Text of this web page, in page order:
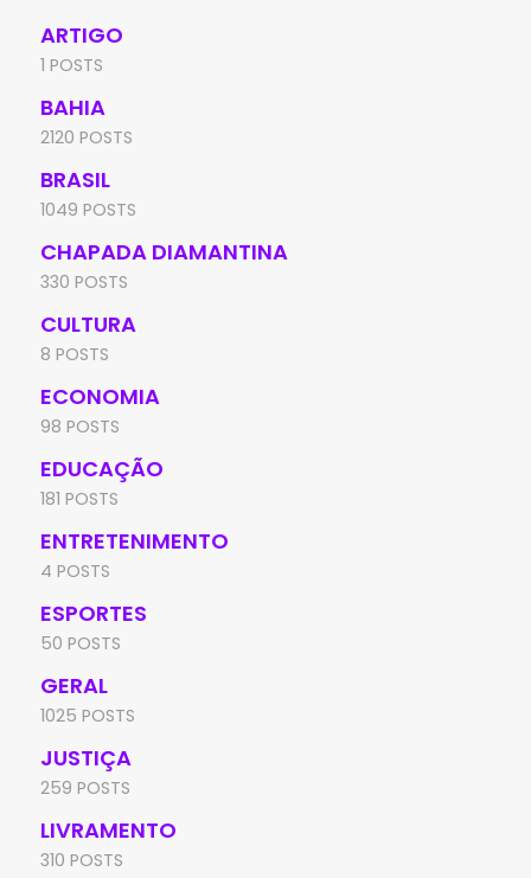
ARTIGO
1 POSTS
BAHIA
2120 POSTS
BRASIL
1049 POSTS
CHAPADA DIAMANTINA
330 POSTS
CULTURA
8 POSTS
ECONOMIA
98 POSTS
EDUCAÇÃO
181 POSTS
ENTRETENIMENTO
4 POSTS
ESPORTES
50 POSTS
GERAL
1025 POSTS
JUSTIÇA
259 POSTS
LIVRAMENTO
310 POSTS